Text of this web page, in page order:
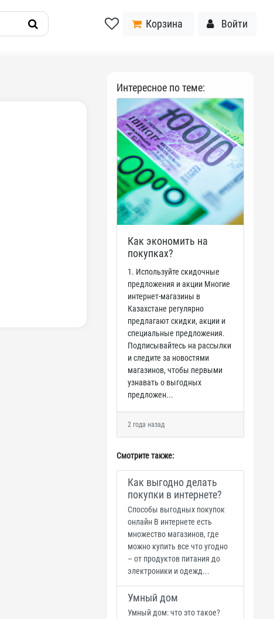
Корзина Войти
Интересное по теме:
Как экономить на
покупках?
1. Используйте скидочные
предложения и акции Многие
интернет-магазины в
Казахстане регулярно
предлагают скидки, акции и
специальные предложения.
Подписывайтесь на рассылки
и следите за новостями
магазинов, чтобы первыми
узнавать о выгодных
предложен...
2 года назад
Смотрите также:
Как выгодно делать
покупки в интернете?
Способы выгодных покупок
онлайн В интернете есть
множество магазинов, где
можно купить все что угодно
– от продуктов питания до
электроники и одежд...
Умный дом
Умный дом: что это такое?